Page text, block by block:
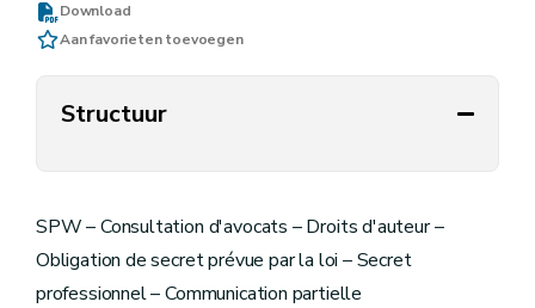
Download
Aan favorieten toevoegen
Structuur
SPW – Consultation d'avocats – Droits d'auteur –
Obligation de secret prévue par la loi – Secret
professionnel – Communication partielle